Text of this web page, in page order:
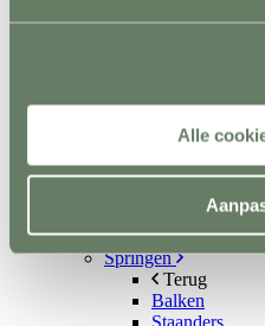
gebruik van
Alle
Trainingsbanden
Aquatrainers
Vibrafloor
Hooistomers
Stop kicking systeem
Terug
Springen
Terug
Balken
Staanders